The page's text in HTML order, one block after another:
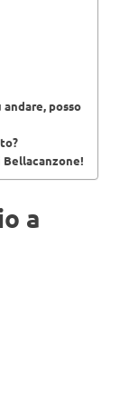
posso
Bellacanzone!
a